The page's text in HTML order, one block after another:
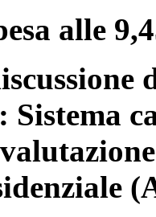
alle
Sistema